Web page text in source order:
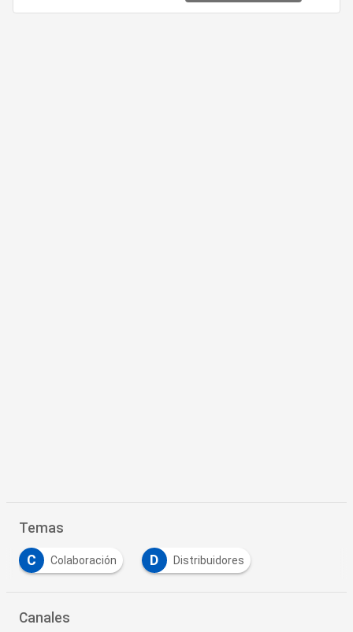
Temas
C Colaboración D Distribuidores
Canales